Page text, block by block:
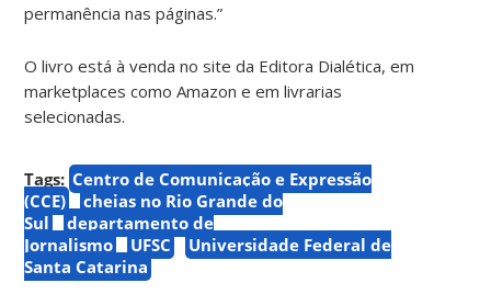
permanência nas páginas.”
O livro está à venda no site da Editora Dialética, em
marketplaces como Amazon e em livrarias
selecionadas.
Tags: Centro de Comunicação e Expressão
(CCE)
cheias no Rio Grande do
Sul
departamento de
Jornalismo
UFSC
Universidade Federal de
Santa Catarina